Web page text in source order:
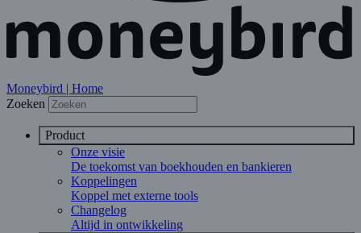
Moneybird | Home
Zoeken
Product
Onze visie
De toekomst van boekhouden en bankieren
Koppelingen
Koppel met externe tools
Changelog
Altijd in ontwikkeling